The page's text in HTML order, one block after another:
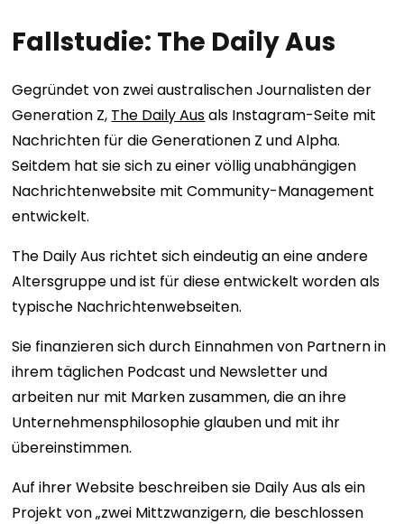
Fallstudie: The Daily Aus
Gegründet von zwei australischen Journalisten der
Generation Z, The Daily Ausals Instagram-Seite mit
Nachrichten für die Generationen Z und Alpha.
Seitdem hat sie sich zu einer völlig unabhängigen
Nachrichtenwebsite mit Community-Management
entwickelt.
The Daily Aus richtet sich eindeutig an eine andere
Altersgruppe und ist für diese entwickelt worden als
typische Nachrichtenwebseiten.
Sie finanzieren sich durch Einnahmen von Partnern in
ihrem täglichen Podcast und Newsletter und
arbeiten nur mit Marken zusammen, die an ihre
Unternehmensphilosophie glauben und mit ihr
übereinstimmen.
Auf ihrer Website beschreiben sie Daily Aus als ein
Projekt von „zwei Mittzwanzigern, die beschlossen